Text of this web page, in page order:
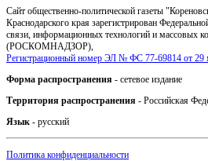
Сайт общественно-политической газеты
Краснодарского края зарегистрирован
связи, информационных технологий и массовых
(РОСКОМНАДЗОР),
Регистрационный номер ЭЛ № ФС 77-69814 от
Форма распространения - сетевое издание
Территория распространения - Российская
Язык - русский
Политика конфиденциальности